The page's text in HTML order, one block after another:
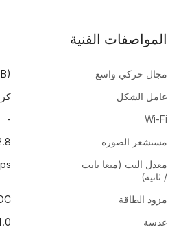
المواصفات الفنية
مجال حركي واسع
عامل الشكل
Wi-Fi
-
مستشعر الصورة
معدل البت (ميغا بايت
/ ثانية)
مزود الطاقة
عدسة